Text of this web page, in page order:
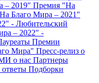
– 2019" Премия "На
Благо Мира – 2021"
- Любительский
– 2022" -
Премии
Мира" Пресс-релиз о
о нас Партнеры
Подборки